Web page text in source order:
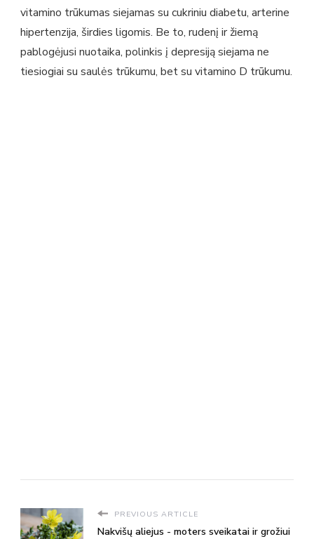
vitamino trūkumas siejamas su cukriniu diabetu, arterine
hipertenzija, širdies ligomis. Be to, rudenį ir žiemą
pablogėjusi nuotaika, polinkis į depresiją siejama ne
tiesiogiai su saulės trūkumu, bet su vitamino D trūkumu.
PREVIOUS ARTICLE
Nakvišų aliejus - moters sveikatai ir grožiui